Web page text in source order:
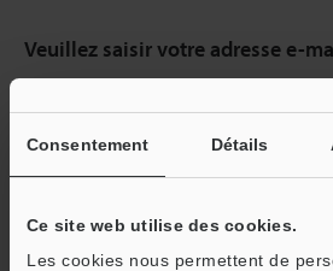
Consentement Détails
Ce site web utilise des cookies.
Les cookies nous permettent de
Veuillez saisir votre adresse e-
Si vous vous êtes déjà inscrit dans le
mail ci-dessous.
Si vous n'êtes pas encore inscrit,
Adresse e-mail